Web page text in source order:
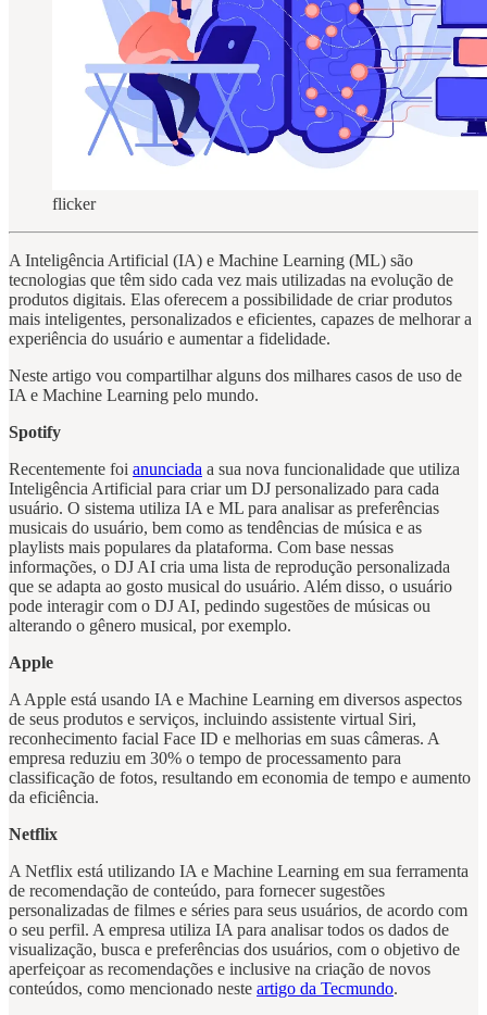
flicker
A Inteligência Artificial (IA) e Machine Learning (ML) são
tecnologias que têm sido cada vez mais utilizadas na evolução de
produtos digitais. Elas oferecem a possibilidade de criar produtos
mais inteligentes, personalizados e eficientes, capazes de melhorar a
experiência do usuário e aumentar a fidelidade.
Neste artigo vou compartilhar alguns dos milhares casos de uso de
IA e Machine Learning pelo mundo.
Spotify
Recentemente foi anunciada a sua nova funcionalidade que utiliza
Inteligência Artificial para criar um DJ personalizado para cada
usuário. O sistema utiliza IA e ML para analisar as preferências
musicais do usuário, bem como as tendências de música e as
playlists mais populares da plataforma. Com base nessas
informações, o DJ AI cria uma lista de reprodução personalizada
que se adapta ao gosto musical do usuário. Além disso, o usuário
pode interagir com o DJ AI, pedindo sugestões de músicas ou
alterando o gênero musical, por exemplo.
Apple
A Apple está usando IA e Machine Learning em diversos aspectos
de seus produtos e serviços, incluindo assistente virtual Siri,
reconhecimento facial Face ID e melhorias em suas câmeras. A
empresa reduziu em 30% o tempo de processamento para
classificação de fotos, resultando em economia de tempo e aumento
da eficiência.
Netflix
A Netflix está utilizando IA e Machine Learning em sua ferramenta
de recomendação de conteúdo, para fornecer sugestões
personalizadas de filmes e séries para seus usuários, de acordo com
o seu perfil. A empresa utiliza IA para analisar todos os dados de
visualização, busca e preferências dos usuários, com o objetivo de
aperfeiçoar as recomendações e inclusive na criação de novos
conteúdos, como mencionado neste artigo da Tecmundo.